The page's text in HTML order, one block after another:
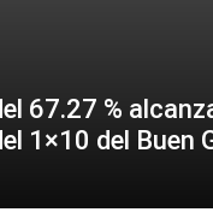
67.27 %
1×10 del Buen